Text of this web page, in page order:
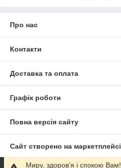
Про нас
Контакти
Доставка та оплата
Графік роботи
Повна версія сайту
Сайт створено на маркетплейсі
Миру, здоров'я і спокою